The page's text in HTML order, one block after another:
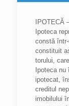
IPOTECĂ
Ipoteca
constă
constituit
torului,
Ipoteca
ipotecat,
creditul
imobilului